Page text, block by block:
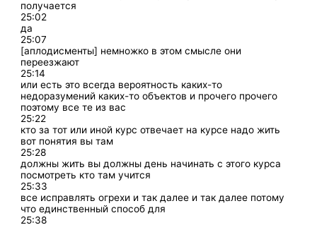
получается
25:02
да
25:07
[аплодисменты] немножко в этом смысле они
переезжают
25:14
или есть это всегда вероятность каких-то
недоразумений каких-то объектов и прочего прочего
поэтому все те из вас
25:22
кто за тот или иной курс отвечает на курсе надо жить
вот понятия вы там
25:28
должны жить вы должны день начинать с этого курса
посмотреть кто там учится
25:33
все исправлять огрехи и так далее и так далее потому
что единственный способ для
25:38